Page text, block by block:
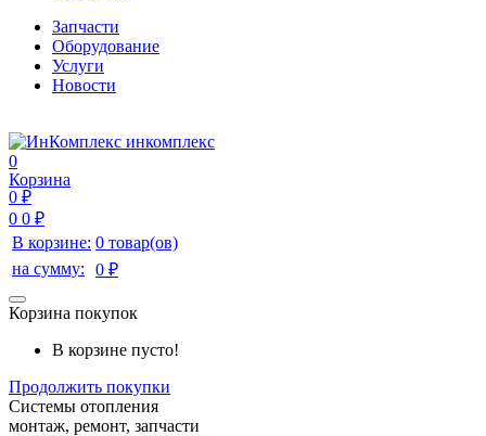
Запчасти
Оборудование
Услуги
Новости
инкомплекс
0
Корзина
0 ₽
0 0 ₽
В корзине: 0 товар(ов)
на сумму:
0 ₽
Корзина покупок
В корзине пусто!
Продолжить покупки
Системы отопления
монтаж, ремонт, запчасти